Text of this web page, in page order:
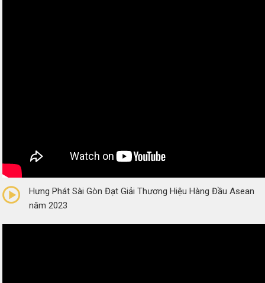
(0 Reviews)
Hưng Phát Sài Gòn Đạt Giải Thương Hiệu Hàng Đầu Asean
năm 2023